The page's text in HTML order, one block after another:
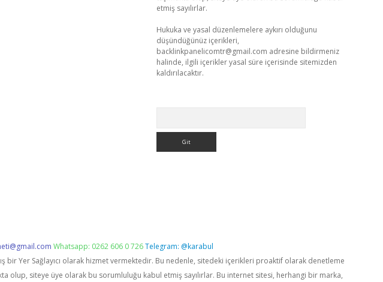
etmiş sayılırlar.
Hukuka ve yasal düzenlemelere aykırı olduğunu
düşündüğünüz içerikleri,
backlinkpanelicomtr@gmail.com adresine bildirmeniz
halinde, ilgili içerikler yasal süre içerisinde sitemizden
kaldırılacaktır.
Whatsapp: 0262 606 0 726Telegram: @karabul
bir Yer Sağlayıcı olarak hizmet vermektedir. Bu nedenle, sitedeki içerikleri proaktif olarak denetleme
olup, siteye üye olarak bu sorumluluğu kabul etmiş sayılırlar. Bu internet sitesi, herhangi bir marka,